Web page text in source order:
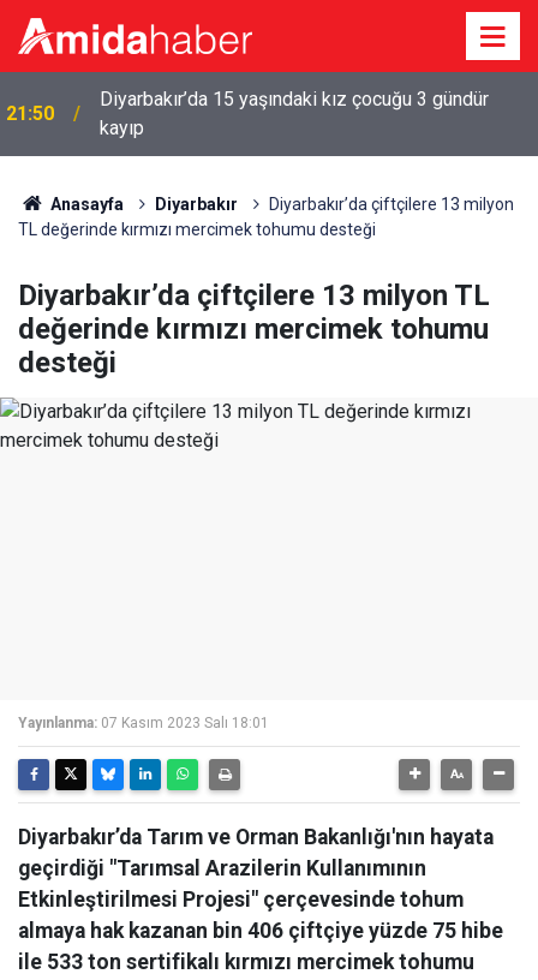
21:39 Mardin 1969 Spor, 1. Lig’e puanla başladı
Anasayfa Diyarbakır
Diyarbakır’da çiftçilere 13 milyon
TL değerinde kırmızı mercimek tohumu desteği
Diyarbakır’da çiftçilere 13 milyon TL
değerinde kırmızı mercimek tohumu
desteği
Yayınlanma: 07 Kasım 2023 Salı 18:01
Diyarbakır’da Tarım ve Orman Bakanlığı'nın hayata
geçirdiği "Tarımsal Arazilerin Kullanımının
Etkinleştirilmesi Projesi" çerçevesinde tohum
almaya hak kazanan bin 406 çiftçiye yüzde 75 hibe
ile 533 ton sertifikalı kırmızı mercimek tohumu